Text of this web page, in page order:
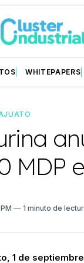
WHITEPAPERS
MDP
1 minuto de
1 de